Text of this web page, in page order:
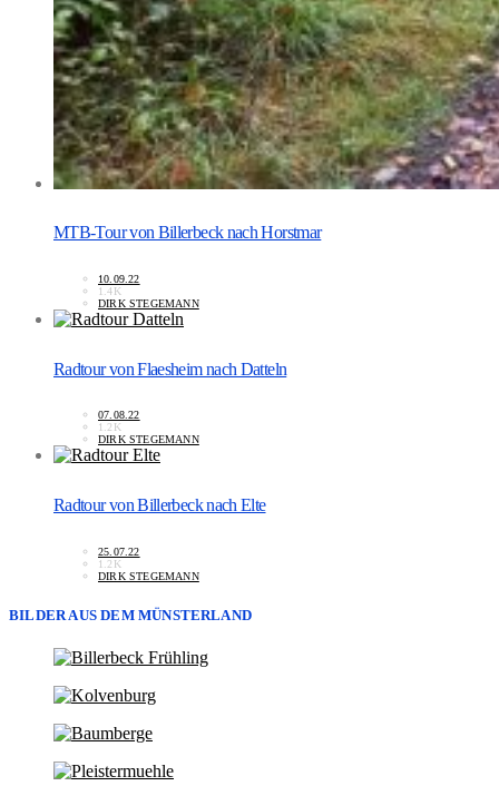
MTB-Tour von Billerbeck nach Horstmar
10.09.22
1.4K
DIRK STEGEMANN
Radtour von Flaesheim nach Datteln
07.08.22
1.2K
DIRK STEGEMANN
Radtour von Billerbeck nach Elte
25.07.22
1.2K
DIRK STEGEMANN
BILDER AUS DEM MÜNSTERLAND